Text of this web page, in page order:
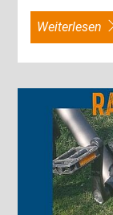
weiterlesen